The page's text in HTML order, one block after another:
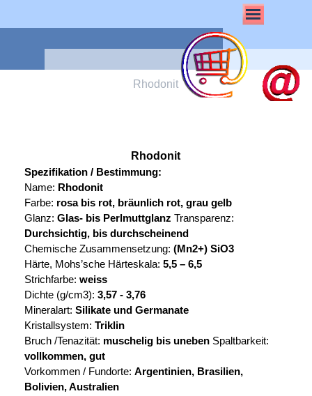
Rhodonit
Rhodonit
Spezifikation / Bestimmung:
Name: Rhodonit
Farbe: rosa bis rot, bräunlich rot, grau gelb
Glanz: Glas- bis Perlmuttglanz Transparenz:
Durchsichtig, bis durchscheinend
Chemische Zusammensetzung: (Mn2+) SiO3
Härte, Mohs’sche Härteskala: 5,5 – 6,5
Strichfarbe: weiss
Dichte (g/cm3): 3,57 - 3,76
Mineralart: Silikate und Germanate
Kristallsystem: Triklin
Bruch /Tenazität: muschelig bis uneben Spaltbarkeit:
vollkommen, gut
Vorkommen / Fundorte: Argentinien, Brasilien,
Bolivien, Australien